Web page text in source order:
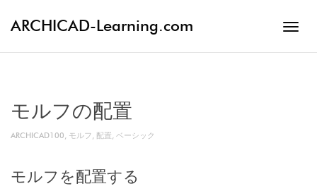
ARCHICAD-Learning.com
モルフの配置
ARCHICAD100, モルフ, 配置, ベーシック
モルフを配置する